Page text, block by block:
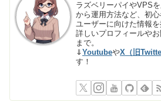
ラズベリーパイやVPS
から運用方法など、初
ユーザーに向けた情報を
詳しいプロフィールや
まで。
⇓ YoutubeやX（旧
す！